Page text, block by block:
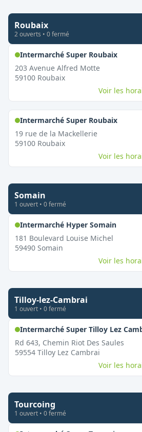
Roubaix
2ouverts • 0fermé
Intermarché Super Roubaix,
203 Avenue Alfred Motte
59100 Roubaix
Voir les
Intermarché Super Roubaix,
19 rue de la Mackellerie
59100 Roubaix
Voir les
Somain
1 ouvert • 0fermé
Intermarché Hyper Somain,
181 Boulevard Louise Michel
59490 Somain
Voir les
Tilloy-lez-Cambrai
1 ouvert • 0fermé
Intermarché Super Tilloy Lez
Rd 643, Chemin Riot Des Saules
59554 Tilloy Lez Cambrai
Voir les
Tourcoing
1 ouvert • 0fermé